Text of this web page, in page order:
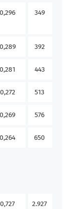
0,296 349
0,289 392
0,281 443
0,272 513
0,269 576
0,264 650
0,727 2.927